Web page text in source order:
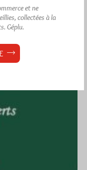
et ne
collectées à la
Géplu.